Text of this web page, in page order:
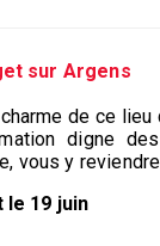
sur Argens
de ce
digne
vous y
le 19 juin